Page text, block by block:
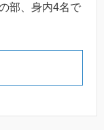
部、身内4名で